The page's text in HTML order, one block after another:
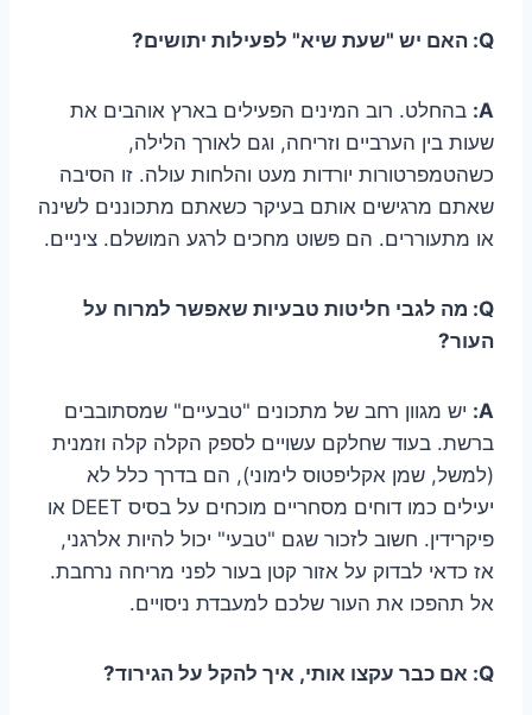
Q: האם יש "שעת שיא" לפעילות יתושים?
A: בהחלט. רוב המינים הפעילים בארץ אוהבים את
שעות בין הערביים וזריחה, וגם לאורך הלילה,
כשהטמפרטורות יורדות מעט והלחות עולה. זו הסיבה
שאתם מרגישים אותם בעיקר כשאתם מתכוננים לשינה
או מתעוררים. הם פשוט מחכים לרגע המושלם. ציניים.
Q: מה לגבי חליטות טבעיות שאפשר למרוח על
העור?
A: יש מגוון רחב של מתכונים "טבעיים" שמסתובבים
ברשת. בעוד שחלקם עשויים לספק הקלה קלה וזמנית
(למשל, שמן אקליפטוס לימוני), הם בדרך כלל לא
יעילים כמו דוחים מסחריים מוכחים על בסיס DEET או
פיקרידין. חשוב לזכור שגם "טבעי" יכול להיות אלרגני,
אז כדאי לבדוק על אזור קטן בעור לפני מריחה נרחבת.
אל תהפכו את העור שלכם למעבדת ניסויים.
Q: אם כבר עקצו אותי, איך להקל על הגירוד?